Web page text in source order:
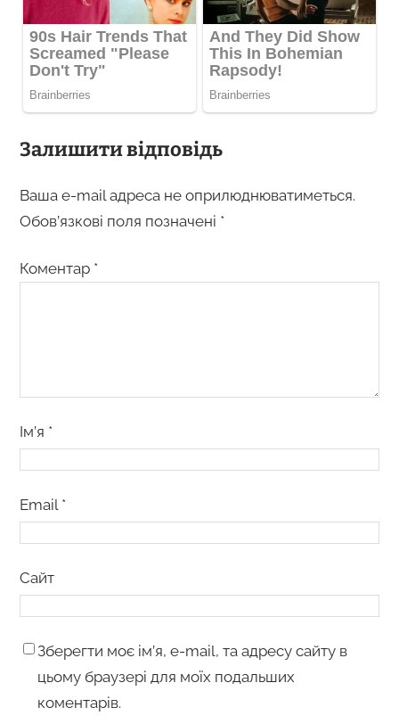
Залишити відповідь
Ваша e-mail адреса не оприлюднюватиметься.
Обов’язкові поля позначені *
Коментар *
Ім’я *
Email *
Сайт
Зберегти моє ім’я, e-mail, та адресу сайту в
цьому браузері для моїх подальших
коментарів.